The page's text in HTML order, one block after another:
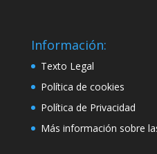
Información:
Texto Legal
Política de cookies
Política de Privacidad
Más información sobre